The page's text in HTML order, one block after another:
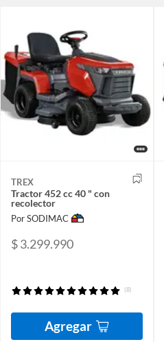
TREX
Tractor 452 cc 40 " con
recolector
Por SODIMAC
$ 3.299.990
(8)
Agregar